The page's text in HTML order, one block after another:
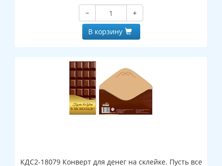
−
+
В корзину
КДС2-18079 Конверт для денег на склейке. Пусть все